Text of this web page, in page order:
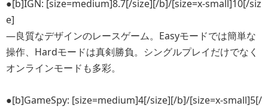
●[b]IGN: [size=medium]8.7[/size][/b]/[size=x-small]10[/siz
e]
―良質なデザインのレースゲーム。Easyモードでは簡単な
操作、Hardモードは真剣勝負。シングルプレイだけでなく
オンラインモードも多彩。
●[b]GameSpy: [size=medium]4[/size][/b]/[size=x-small]5[/